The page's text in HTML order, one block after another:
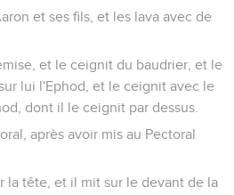
et ses fils, et les lava avec de
et le ceignit du baudrier, et le
lui l'Ephod, et le ceignit avec le
dont il le ceignit par dessus.
après avoir mis au Pectoral
la tête, et il mit sur le devant de la